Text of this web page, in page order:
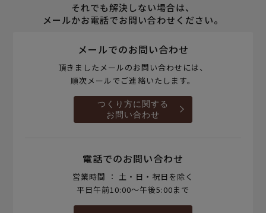
それでも解決しない場合は、
メールかお電話でお問い合わせください。
メールでのお問い合わせ
頂きましたメールのお問い合わせには、
順次メールでご連絡いたします。
つくり方に関する
お問い合わせ
電話でのお問い合わせ
営業時間 ： 土・日・祝日を除く
平日午前10:00～午後5:00まで